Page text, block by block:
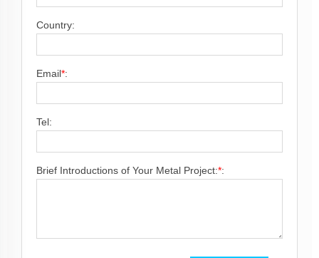
Country:
Email*:
Tel:
Brief Introductions of Your Metal Project:*: